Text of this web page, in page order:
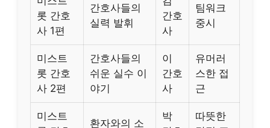
롯 간호
사 1편
간호사들의
실력 발휘
간호
사
팀워크
중시
미스트
롯 간호
사 2편
간호사들의
쉬운 실수 이
야기
이
간호
사
유머러
스한 접
근
미스트
환자와의 소
박
따뜻한